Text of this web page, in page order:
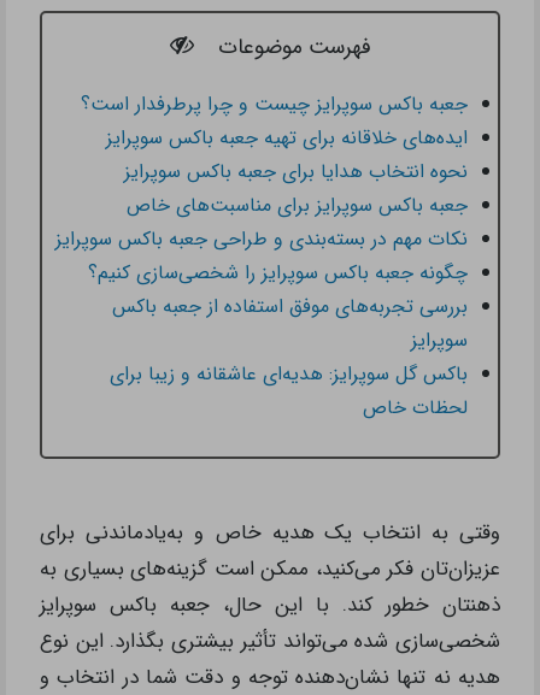
فهرست موضوعات
جعبه باکس سوپرایز چیست و چرا پرطرفدار است؟
ایده‌های خلاقانه برای تهیه جعبه باکس سوپرایز
نحوه انتخاب هدایا برای جعبه باکس سوپرایز
جعبه باکس سوپرایز برای مناسبت‌های خاص
نکات مهم در بسته‌بندی و طراحی جعبه باکس سوپرایز
چگونه جعبه باکس سوپرایز را شخصی‌سازی کنیم؟
بررسی تجربه‌های موفق استفاده از جعبه باکس
سوپرایز
باکس گل سوپرایز: هدیه‌ای عاشقانه و زیبا برای
لحظات خاص
وقتی به انتخاب یک هدیه خاص و به‌یادماندنی برای
عزیزان‌تان فکر می‌کنید، ممکن است گزینه‌های بسیاری به
ذهنتان خطور کند. با این حال، جعبه باکس سوپرایز
شخصی‌سازی شده می‌تواند تأثیر بیشتری بگذارد. این نوع
هدیه نه تنها نشان‌دهنده توجه و دقت شما در انتخاب و